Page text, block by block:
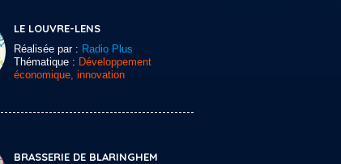
LE LOUVRE-LENS
Réalisée par : Radio Plus
Thématique : Développement
économique, innovation
BRASSERIE DE BLARINGHEM